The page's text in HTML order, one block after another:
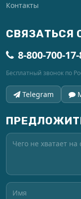
Контакты
СВЯЗАТЬСЯ
8-800-700-
Бесплатный звонок по
Telegram